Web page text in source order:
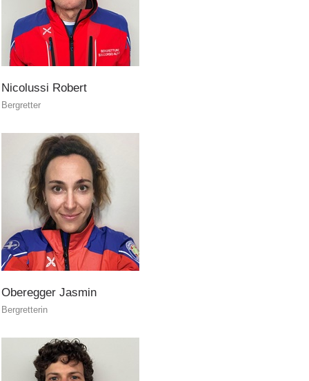
Soccorritore in loco
Nicolussi Robert
Bergretter
Oberegger Jasmin
Bergretterin